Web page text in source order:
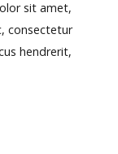
sit amet,
consectetur
hendrerit,